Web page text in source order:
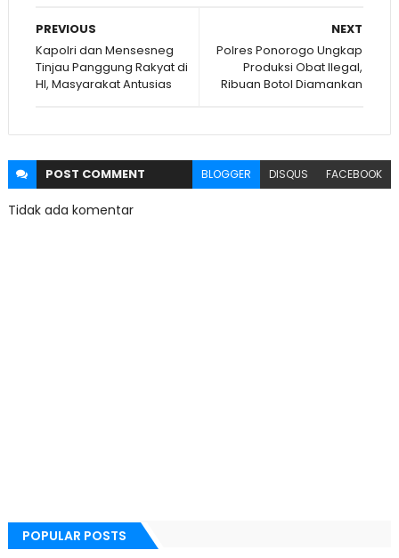
NEXT
Polres Ponorogo Ungkap
Produksi Obat Ilegal,
Ribuan Botol Diamankan
PREVIOUS
Kapolri dan Mensesneg
Tinjau Panggung Rakyat di
HI, Masyarakat Antusias
POST COMMENT BLOGGER DISQUS FACEBOOK
Tidak ada komentar
POPULAR POSTS